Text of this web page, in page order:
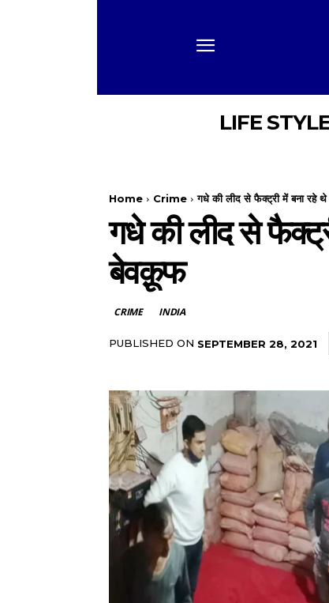
LIFE
Home Crime गधे की लीद से फैक्ट्री में बना रहे
गधे की लीद से
बेवक़ूफ
CRIME INDIA
PUBLISHED ON SEPTEMBER 28, 2021